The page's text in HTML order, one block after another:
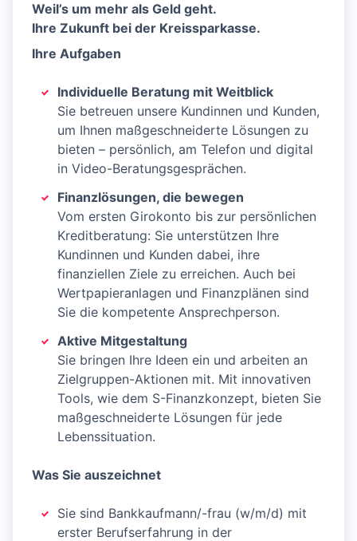
Weil’s um mehr als Geld geht.
Ihre Zukunft bei der Kreissparkasse.
Ihre Aufgaben
Individuelle Beratung mit Weitblick
Sie betreuen unsere Kundinnen und Kunden,
um Ihnen maßgeschneiderte Lösungen zu
bieten – persönlich, am Telefon und digital
in Video-Beratungsgesprächen.
Finanzlösungen, die bewegen
Vom ersten Girokonto bis zur persönlichen
Kreditberatung: Sie unterstützen Ihre
Kundinnen und Kunden dabei, ihre
finanziellen Ziele zu erreichen. Auch bei
Wertpapieranlagen und Finanzplänen sind
Sie die kompetente Ansprechperson.
Aktive Mitgestaltung
Sie bringen Ihre Ideen ein und arbeiten an
Zielgruppen-Aktionen mit. Mit innovativen
Tools, wie dem S-Finanzkonzept, bieten Sie
maßgeschneiderte Lösungen für jede
Lebenssituation.
Was Sie auszeichnet
Sie sind Bankkaufmann/-frau (w/m/d) mit
erster Berufserfahrung in der